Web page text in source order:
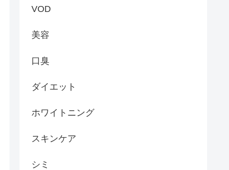
VOD
美容
口臭
ダイエット
ホワイトニング
スキンケア
シミ